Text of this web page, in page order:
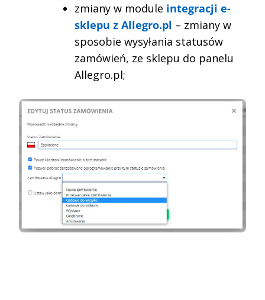
zmiany w module integracji e-
sklepu z Allegro.pl – zmiany w
sposobie wysyłania statusów
zamówień, ze sklepu do panelu
Allegro.pl;